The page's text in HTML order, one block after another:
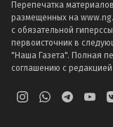
Перепечатка
размещенных на
с обязательной
первоисточник в
"Наша Газета". Полная
соглашению с редакцией